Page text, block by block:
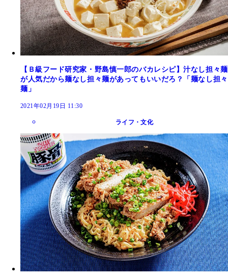
【Ｂ級フード研究家・野島慎一郎のバカレシピ】汁なし担々麺
が人気だから麺なし担々麺があってもいいだろ？「麺なし担々
麺」
2021年02月19日 11:30
ライフ・文化